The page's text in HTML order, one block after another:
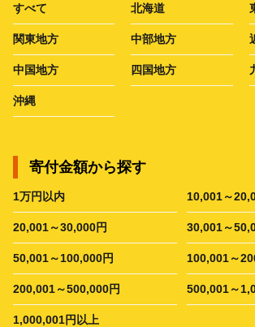
すべて 北海道
関東地方 中部地方
中国地方 四国地方
沖縄
寄付金額から探す
1万円以内 10,001～
20,001～30,000円 30,001～
50,001～100,000円 100,001～
200,001～500,000円 500,001～
1,000,001円以上